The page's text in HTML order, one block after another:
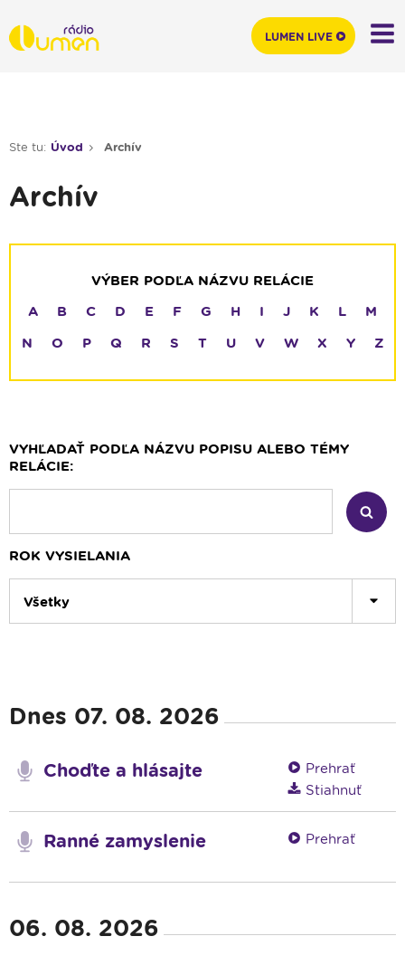
Ste tu: Úvod Archív
Archív
VÝBER PODĽA NÁZVU RELÁCIE
A
B C D E F G H I J K L
M
N
O P Q R S T U V W X Y Z
VYHĽADAŤ PODĽA NÁZVU POPISU ALEBO TÉMY
RELÁCIE:
ROK VYSIELANIA
Všetky
Dnes 07. 08. 2026
Choďte a hlásajte
Prehrať
Stiahnuť
Ranné zamyslenie Prehrať
06. 08. 2026
LUMEN LIVE